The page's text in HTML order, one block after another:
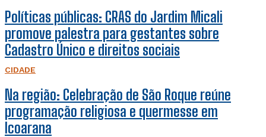
Políticas públicas: CRAS do Jardim Micali
promove palestra para gestantes sobre
Cadastro Único e direitos sociais
CIDADE
Na região: Celebração de São Roque reúne
programação religiosa e quermesse em
Icoarana